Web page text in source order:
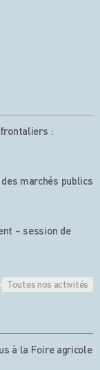
:
marchés publics
– session de
Toutes nos activités
à la Foire agricole